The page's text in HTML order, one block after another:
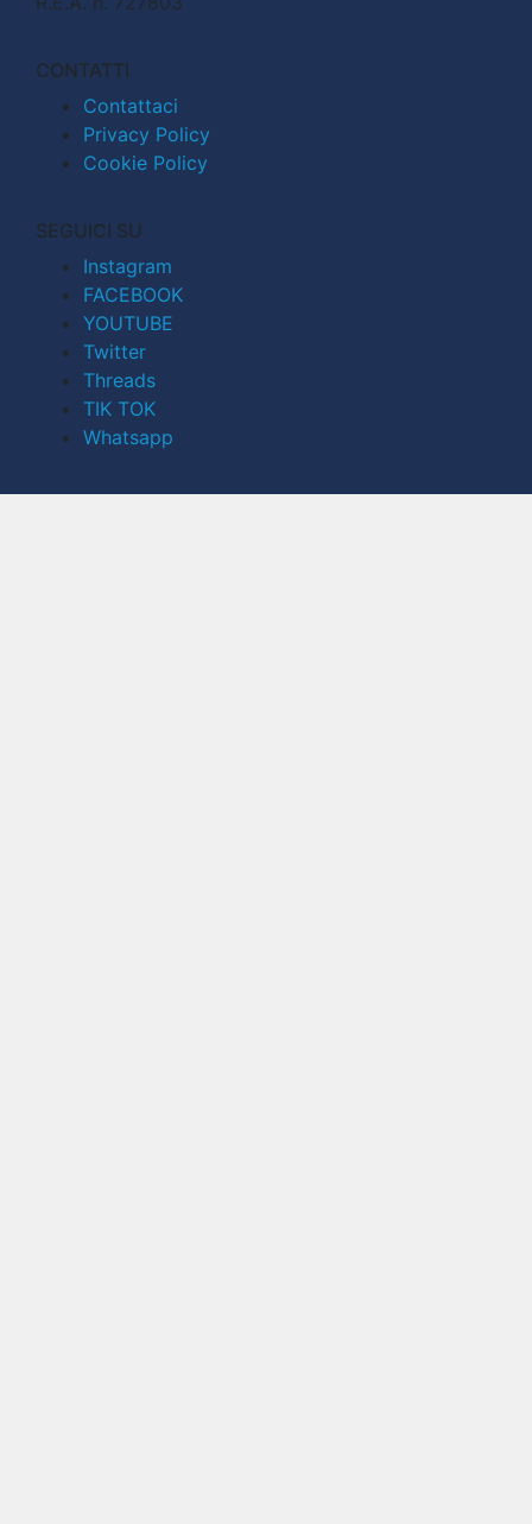
CONTATTI
Contattaci
Privacy Policy
Cookie Policy
SEGUICI SU
Instagram
FACEBOOK
YOUTUBE
Twitter
Threads
TIK TOK
Whatsapp